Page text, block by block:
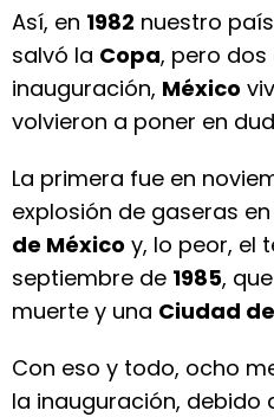
Así, en 1982 nuestro
salvó la Copa, pero
inauguración, México
volvieron a poner en
La primera fue en
explosión de gaseras en
de México y, lo peor, el
septiembre de 1985,
muerte y una Ciudad
Con eso y todo, ocho
la inauguración, debido